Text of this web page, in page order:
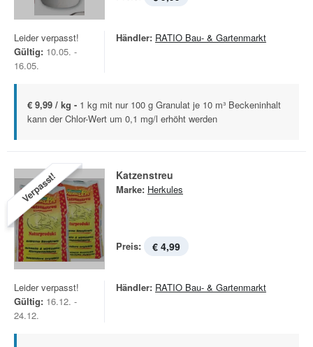
Leider verpasst!
Gültig: 10.05. -
16.05.
Händler: RATIO Bau- & Gartenmarkt
€ 9,99 / kg - 1 kg mit nur 100 g Granulat je 10 m³ Beckeninhalt
kann der Chlor-Wert um 0,1 mg/l erhöht werden
Verpasst! Katzenstreu
Marke: Herkules
Preis: € 4,99
Leider verpasst!
Gültig: 16.12. -
24.12.
Händler: RATIO Bau- & Gartenmarkt